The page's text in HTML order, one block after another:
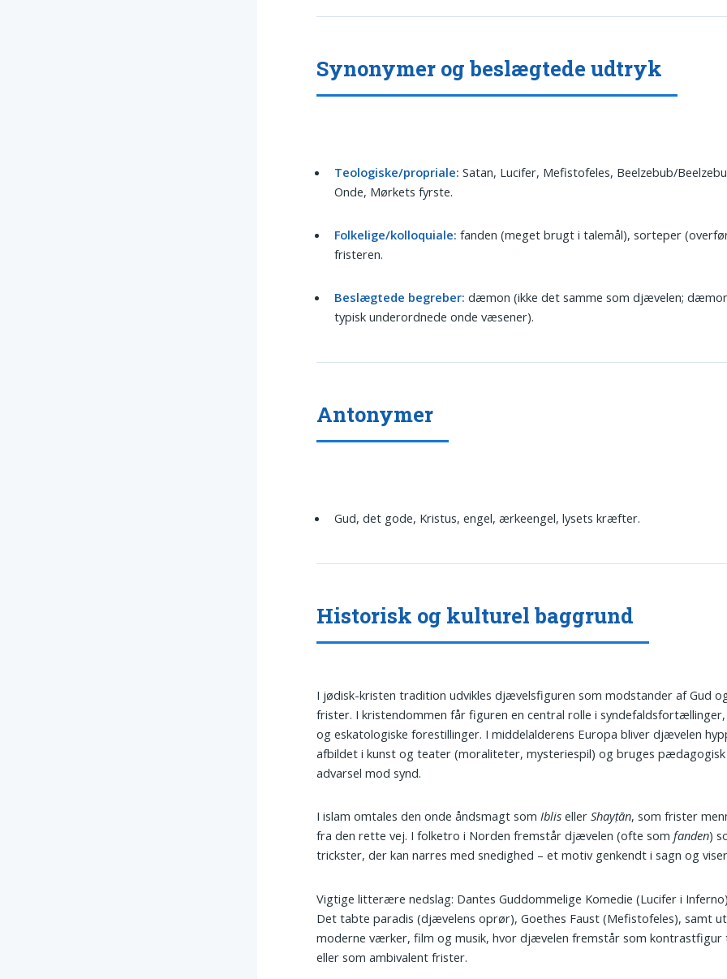
Synonymer og beslægtede udtryk
Teologiske/propriale: Satan, Lucifer, Mefistofeles, Beelzebub/
Onde, Mørkets fyrste.
Folkelige/kolloquiale: fanden (meget brugt i talemål), sorteper
fristeren.
Beslægtede begreber: dæmon (ikke det samme som djævelen;
typisk underordnede onde væsener).
Antonymer
Gud, det gode, Kristus, engel, ærkeengel, lysets kræfter.
Historisk og kulturel baggrund
I jødisk-kristen tradition udvikles djævelsfiguren som modstander af Gud
frister. I kristendommen får figuren en central rolle i
og eskatologiske forestillinger. I middelalderens Europa bliver djævelen
afbildet i kunst og teater (moraliteter, mysteriespil) og bruges
advarsel mod synd.
I islam omtales den onde åndsmagt somIblis ellerShayṭān, som frister
fra den rette vej. I folketro i Norden fremstår djævelen (ofte somfanden)
trickster, der kan narres med snedighed – et motiv genkendt i sagn og
Vigtige litterære nedslag: Dantes Guddommelige Komedie (Lucifer i
Det tabte paradis (djævelens oprør), Goethes Faust (Mefistofeles), samt
moderne værker, film og musik, hvor djævelen fremstår som kontrastfigur
eller som ambivalent frister.